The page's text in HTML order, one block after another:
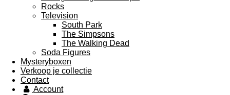
Rocks
Television
South Park
The Simpsons
The Walking Dead
Soda Figures
Mysteryboxen
Verkoop je collectie
Contact
Account